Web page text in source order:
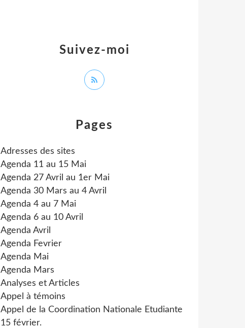
Pages
Adresses des sites
Agenda 11 au 15 Mai
Agenda 27 Avril au 1er Mai
Agenda 30 Mars au 4 Avril
Agenda 4 au 7 Mai
Agenda 6 au 10 Avril
Agenda Avril
Agenda Fevrier
Agenda Mai
Agenda Mars
Analyses et Articles
Appel à témoins
Appel de la Coordination Nationale Etudiante
15 février.
Suivez-moi